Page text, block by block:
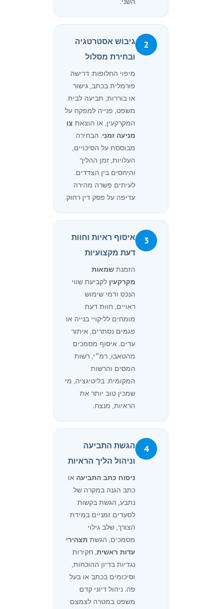
2
גיבוש אסטרטגיה
ובחירת מסלול
מיפוי החלופות: דרישה
פורמלית בכתב, גישור
או בוררות, תביעה לבית
משפט, פנייה למפקח על
המקרקעין, או הוצאת צו
מניעה זמני. הבחירה
מבוססת על הסיכויים,
העלויות, זמן ההליך
והיחסים בין הצדדים.
לעיתים פשרה מהירה
עדיפה על פסק דין רחוק.
3
איסוף ראיות וחוות
דעת מקצועיות
הזמנת שמאות
מקרקעין לקביעת שווי
הנכס ודמי שימוש
ראויים, חוות דעת
מומחים לליקויי בנייה או
פגמים נסתרים, איתור
עדים. איסוף מסמכים
מהטאבו, רמ״י, רשות
המסים והרשות
המקומית. בליטיגציה, מי
שמכין טוב יותר את
הראיות, מנצח.
4
הגשת התביעה
וניהול הליך הראיות
ניסוח כתב התביעה או
כתב הגנה במקרה של
נתבע, הגשת בקשות
לסעדים זמניים במידת
הצורך, שלב גילוי
מסמכים, הגשת תצהירי
עדות ראשית, חקירות
נגדיות בדיון ההוכחות,
וסיכומים בכתב או בעל
פה. ניהול דיוני קדם
משפט במטרה לצמצם